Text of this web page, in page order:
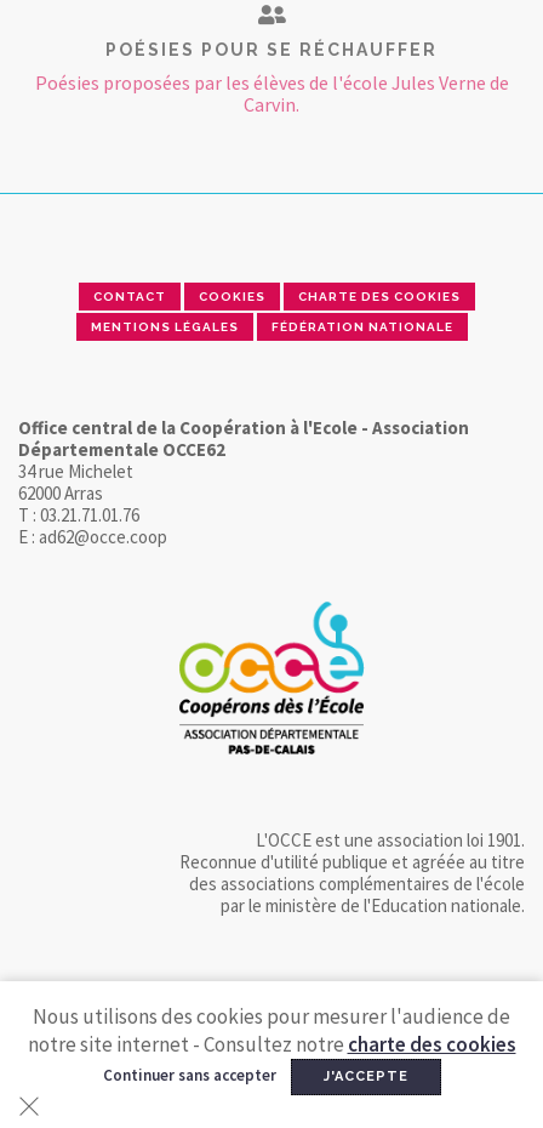
POÉSIES POUR SE RÉCHAUFFER
Poésies proposées par les élèves de l'école Jules Verne de
Carvin.
CONTACT COOKIES CHARTE DES COOKIES
MENTIONS LÉGALES FÉDÉRATION NATIONALE
Office central de la Coopération à l'Ecole - Association
Départementale OCCE62
34 rue Michelet
62000 Arras
T : 03.21.71.01.76
E : ad62@occe.coop
L'OCCE est une association loi 1901.
Reconnue d'utilité publique et agréée au titre
des associations complémentaires de l'école
par le ministère de l'Education nationale.
Nous utilisons des cookies pour mesurer l'audience de
notre site internet - Consultez notre charte des cookies
Continuer sans accepter J'ACCEPTE